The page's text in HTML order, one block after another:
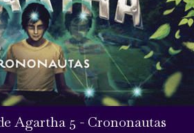
Agartha 5 - Crononautas